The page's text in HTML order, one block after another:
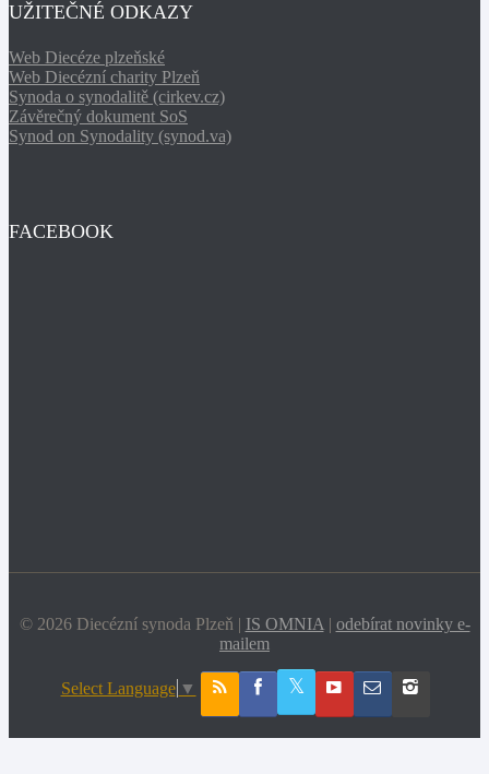
UŽITEČNÉ ODKAZY
Web Diecéze plzeňské
Web Diecézní charity Plzeň
Synoda o synodalitě (cirkev.cz)
Závěrečný dokument SoS
Synod on Synodality (synod.va)
FACEBOOK
© 2026 Diecézní synoda Plzeň | IS OMNIA | odebírat novinky e-
mailem
Select Language ▼